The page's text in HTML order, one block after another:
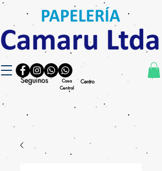
Seguinos Centro
Casa
Central